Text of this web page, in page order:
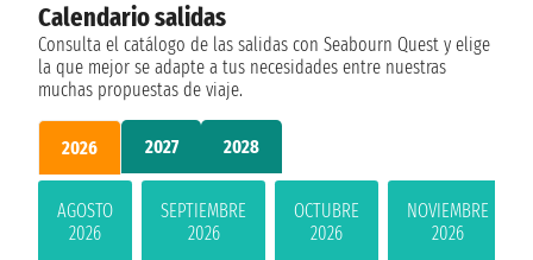
Calendario salidas
Consulta el catálogo de las salidas con Seabourn Quest y elige
la que mejor se adapte a tus necesidades entre nuestras
muchas propuestas de viaje.
2026 2027 2028
AGOSTO
2026
SEPTIEMBRE
2026
OCTUBRE
2026
NOVIEMBRE
2026